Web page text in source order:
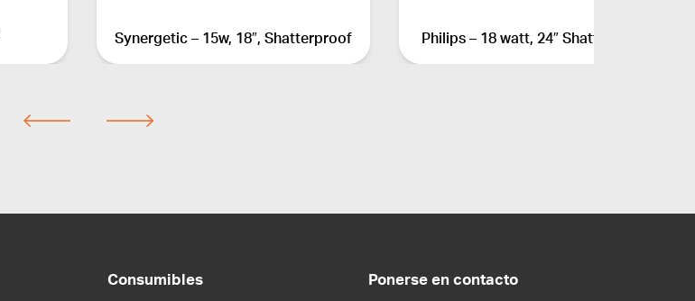
Synergetic – 15w, 18″, Shatterproof Philips – 18 watt, 24″ Shatterproof
Consumibles Ponerse en contacto